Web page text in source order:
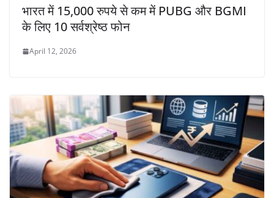
भारत में 15,000 रुपये से कम में PUBG और BGMI
के लिए 10 सर्वश्रेष्ठ फोन
April 12, 2026